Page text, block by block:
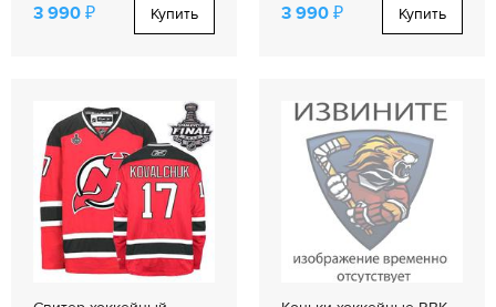
3 990 ₽ Купить 3 990 ₽ Купить